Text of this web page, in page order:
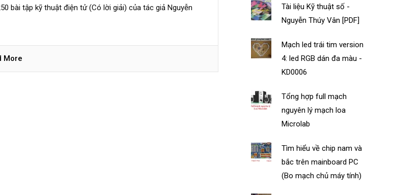
bài tập kỹ thuật điện tử (Có lời giải) của tác giả Nguyễn
More
Tài liệu Kỹ thuật số -
Nguyễn Thúy Vân [PDF]
Mạch led trái tim version
4: led RGB dán đa màu -
KD0006
Tổng hợp full mạch
nguyên lý mạch loa
Microlab
Tìm hiểu về chip nam và
bắc trên mainboard PC
(Bo mạch chủ máy tính)